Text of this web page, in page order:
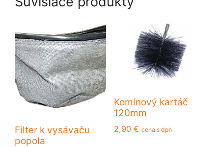
Filter k vysávaču
popola
Komínový kartáč
120mm
2,90 € cena s dph